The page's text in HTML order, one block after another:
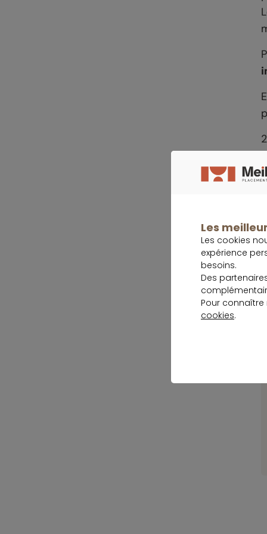
Les
Les cookies
expérience
besoins.
Des
Pour
cookies.